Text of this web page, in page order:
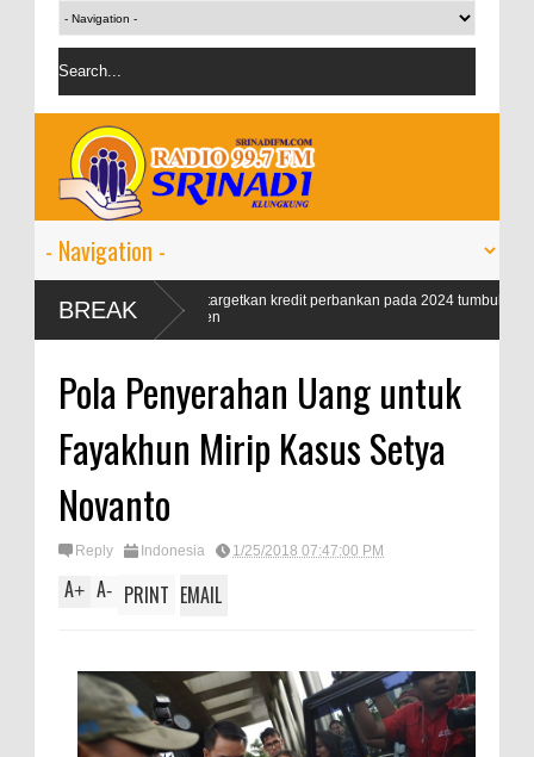
BREAK
OJK targetkan kredit perbankan pada 2024 tumbuh 9-11
persen
Pola Penyerahan Uang untuk
Fayakhun Mirip Kasus Setya
Novanto
Reply Indonesia 1/25/2018 07:47:00 PM
A+ A- PRINT EMAIL